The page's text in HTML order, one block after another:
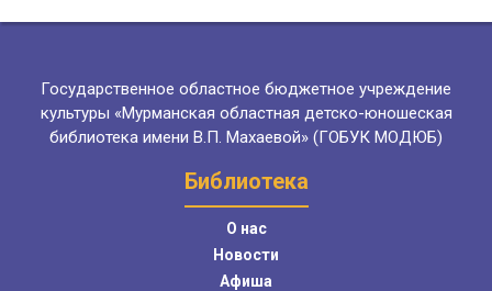
Государственное областное бюджетное учреждение
культуры «Мурманская областная детско-юношеская
библиотека имени В.П. Махаевой» (ГОБУК МОДЮБ)
Библиотека
О нас
Новости
Афиша